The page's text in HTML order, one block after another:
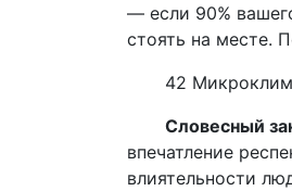
— если 90%
стоять на месте.
42
Словесный
впечатление
влиятельности